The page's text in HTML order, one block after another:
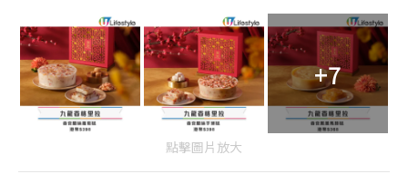
+7
點擊圖片放大